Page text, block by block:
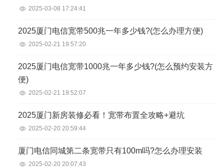
2025-03-08 17:24:41
2025厦门电信宽带500兆一年多少钱?(怎么办理方便)
2025-02-21 19:57:20
2025厦门电信宽带1000兆一年多少钱?(怎么预约安装方
便)
2025-02-21 19:52:07
2025厦门新房装修必看！宽带布置全攻略+避坑
2025-02-20 20:59:44
厦门电信同城第二条宽带只有100m吗?怎么办理安装
2025-02-20 20:07:43